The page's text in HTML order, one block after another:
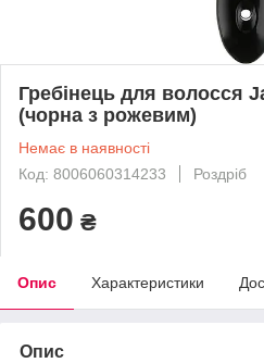
Гребінець для волосся
(чорна з рожевим)
Немає в наявності
Код: 8006060314233
Роздріб
600 ₴
Опис Характеристики
Опис